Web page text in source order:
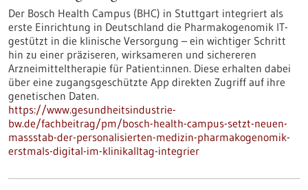
Der Bosch Health Campus (BHC) in Stuttgart integriert als
erste Einrichtung in Deutschland die Pharmakogenomik IT-
gestützt in die klinische Versorgung – ein wichtiger Schritt
hin zu einer präziseren, wirksameren und sichereren
Arzneimitteltherapie für Patient:innen. Diese erhalten dabei
über eine zugangsgeschützte App direkten Zugriff auf ihre
genetischen Daten.
https://www.gesundheitsindustrie-
bw.de/fachbeitrag/pm/bosch-health-campus-setzt-neuen-
massstab-der-personalisierten-medizin-pharmakogenomik-
erstmals-digital-im-klinikalltag-integrier